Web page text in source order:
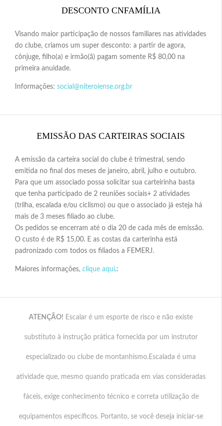
DESCONTO CNFAMÍLIA
Visando maior participação de nossos familiares nas atividades
do clube, criamos um super desconto: a partir de agora,
cônjuge, filho(a) e irmão(ã) pagam somente R$ 80,00 na
primeira anuidade.
Informações: social@niteroiense.org.br
EMISSÃO DAS CARTEIRAS SOCIAIS
A emissão da carteira social do clube é trimestral, sendo
emitida no final dos meses de janeiro, abril, julho e outubro.
Para que um associado possa solicitar sua carteirinha basta
que tenha participado de 2 reuniões sociais+ 2 atividades
(trilha, escalada e/ou ciclismo) ou que o associado já esteja há
mais de 3 meses filiado ao clube.
Os pedidos se encerram até o dia 20 de cada mês de emissão.
O custo é de R$ 15,00. E as costas da carterinha está
padronizado com todos os filiados a FEMERJ.
Maiores informações, clique aqui.:
ATENÇÃO! Escalar é um esporte de risco e não existe
substituto à instrução prática fornecida por um instrutor
especializado ou clube de montanhismo.Escalada é uma
atividade que, mesmo quando praticada em vias consideradas
fáceis, exige conhecimento técnico e correta utilização de
equipamentos específicos. Portanto, se você deseja iniciar-se